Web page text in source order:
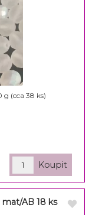
(cca 38 ks)
AB 18 ks